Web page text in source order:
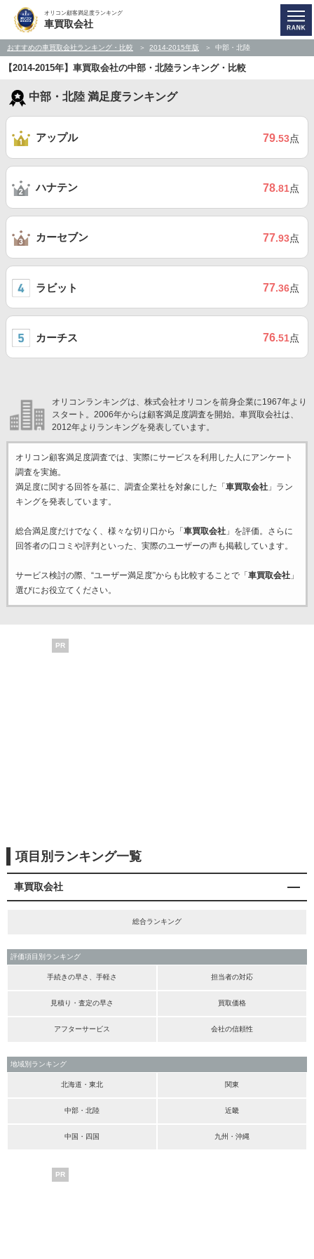
オリコン顧客満足度ランキング
車買取会社
おすすめの車買取会社ランキング・比較 2014-2015年版 中部・北陸
【2014-2015年】車買取会社の中部・北陸ランキング・比較
中部・北陸 満足度ランキング
アップル 79.53点
ハナテン 78.81点
カーセブン 77.93点
ラビット 77.36点
カーチス 76.51点
オリコンランキングは、株式会社オリコンを前身企業に1967年より
スタート。2006年からは顧客満足度調査を開始。車買取会社は、
2012年よりランキングを発表しています。
オリコン顧客満足度調査では、実際にサービスを利用した 人にアンケート
調査を実施。
満足度に関する回答を基に、調査企業社を対象にした「 車買取会社」ラン
キングを発表しています。
総合満足度だけでなく、様々な切り口から「 車買取会社」を評価。さらに
回答者の口コミや評判といった、実際のユーザーの声も掲載しています。
サービス検討の際、“ユーザー満足度”からも比較することで「 車買取会社」
選びにお役立てください。
PR
項目別ランキング一覧
車買取会社
総合ランキング
評価項目別ランキング
手続きの早さ、手軽さ 担当者の対応
見積り・査定の早さ 買取価格
アフターサービス 会社の信頼性
地域別ランキング
北海道・東北 関東
中部・北陸 近畿
中国・四国 九州・沖縄
PR